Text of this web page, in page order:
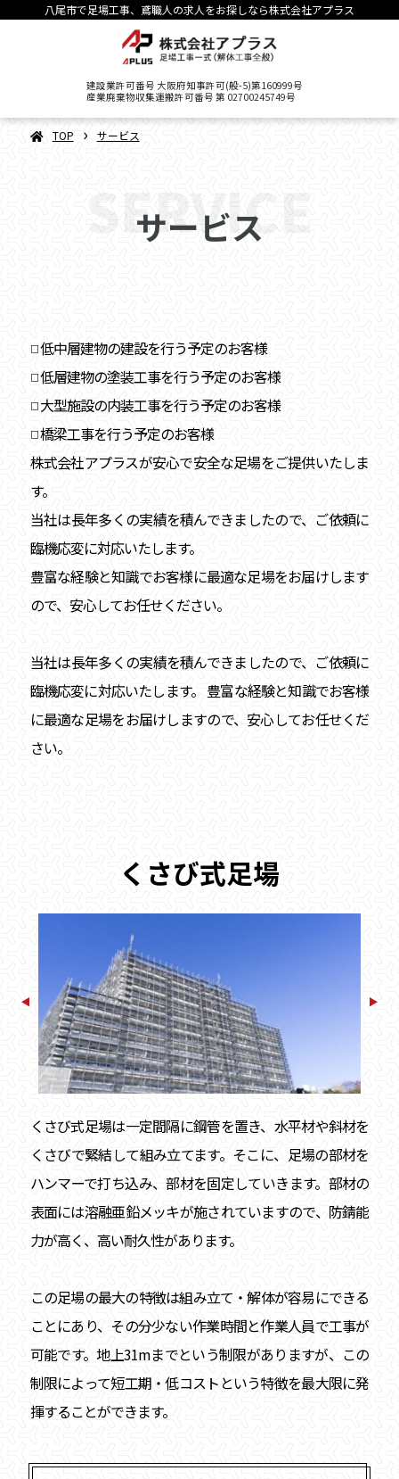
八尾市で足場工事、鳶職人の求人をお探しなら株式会社アプラス
建設業許可番号 大阪府知事許可(般-5)第160999号
産業廃棄物収集運搬許可番号 第 02700245749号
TOP › サービス
SERVICE
サービス
□低中層建物の建設を行う予定のお客様
□低層建物の塗装工事を行う予定のお客様
□ 大型施設の内装工事を行う予定のお客様
□橋梁工事を行う予定のお客様
株式会社アプラスが安心で安全な足場をご提供いたしま
す。
当社は長年多くの実績を積んできましたので、ご依頼に
臨機応変に対応いたします。
豊富な経験と知識でお客様に最適な足場をお届けします
ので、安心してお任せください。
当社は長年多くの実績を積んできましたので、ご依頼に
臨機応変に対応いたします。 豊富な経験と知識でお客様
に最適な足場をお届けしますので、安心してお任せくだ
さい。
くさび式足場
くさび式足場は一定間隔に鋼管を置き、水平材や斜材を
くさびで緊結して組み立てます。そこに、足場の部材を
ハンマーで打ち込み、部材を固定していきます。部材の
表面には溶融亜鉛メッキが施されていますので、防錆能
力が高く、高い耐久性があります。
この足場の最大の特徴は組み立て・解体が容易にできる
ことにあり、その分少ない作業時間と作業人員で工事が
可能です。地上31mまでという制限がありますが、この
制限によって短工期・低コストという特徴を最大限に発
揮することができます。